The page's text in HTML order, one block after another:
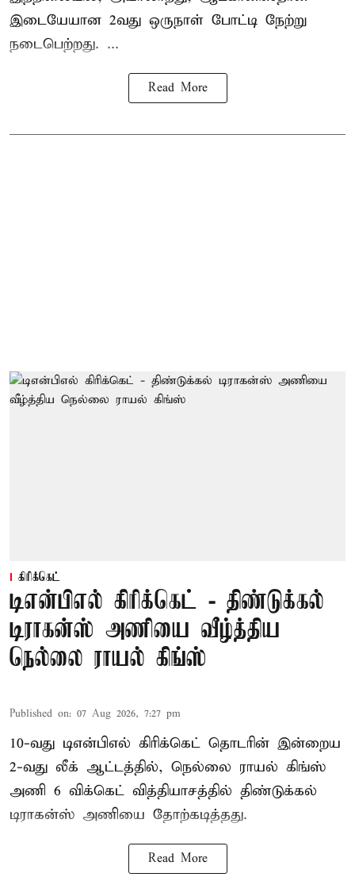
இடையேயான 2வது ஒருநாள் போட்டி நேற்று
நடைபெற்றது. ...
Read More
கிரிக்கெட்
டிஎன்பிஎல் கிரிக்கெட் - திண்டுக்கல்
டிராகன்ஸ் அணியை வீழ்த்திய
நெல்லை ராயல் கிங்ஸ்
Published on: 07 Aug 2026, 7:27 pm
10-வது டிஎன்பிஎல் கிரிக்கெட் தொடரின் இன்றைய
2-வது லீக் ஆட்டத்தில், நெல்லை ராயல் கிங்ஸ்
அணி 6 விக்கெட் வித்தியாசத்தில் திண்டுக்கல்
டிராகன்ஸ் அணியை தோற்கடித்தது.
Read More